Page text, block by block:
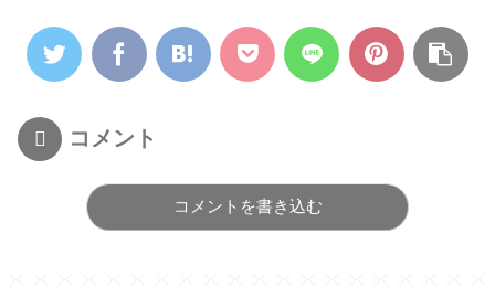
コメント
コメントを書き込む